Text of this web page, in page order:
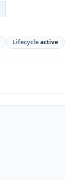
Lifecycleactive